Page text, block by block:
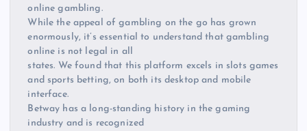
online gambling.
While the appeal of gambling on the go has grown
enormously, it’s essential to understand that gambling
online is not legal in all
states. We found that this platform excels in slots games
and sports betting, on both its desktop and mobile
interface.
Betway has a long-standing history in the gaming
industry and is recognized